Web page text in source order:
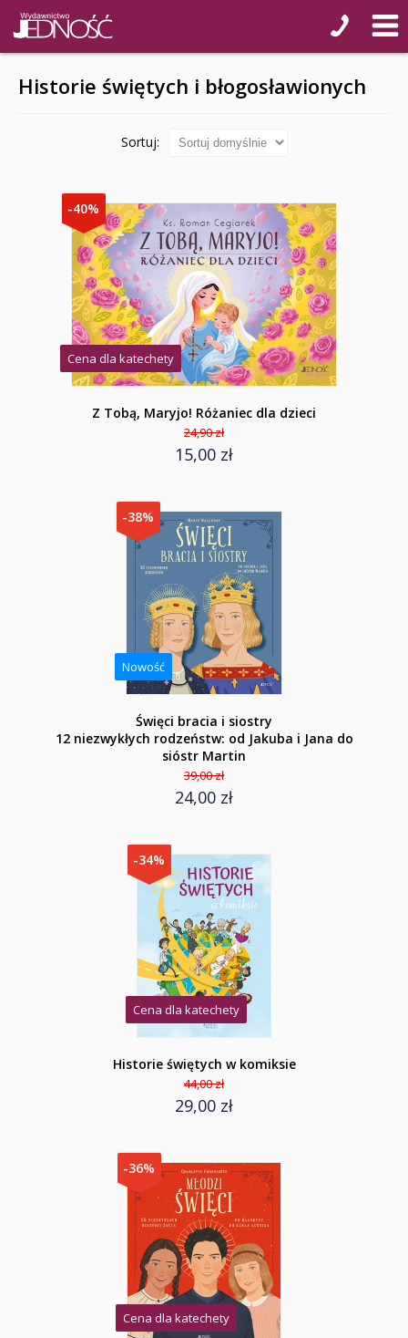
Historie świętych i błogosławionych
Sortuj:
-40%
Cena dla katechety
Z Tobą, Maryjo! Różaniec dla dzieci
24,90 zł
15,00 zł
-38%
Nowość
Święci bracia i siostry
12 niezwykłych rodzeństw: od Jakuba i Jana do
sióstr Martin
39,00 zł
24,00 zł
-34%
Cena dla katechety
Historie świętych w komiksie
44,00 zł
29,00 zł
-36%
Cena dla katechety